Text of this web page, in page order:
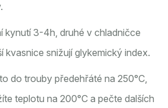
kynutí 3-4h, druhé v chladničce
kvasnice snižují glykemický index.
do trouby předehřáté na 250°C,
teplotu na 200°C a pečte dalších